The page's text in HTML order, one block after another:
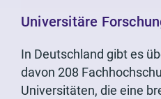
Universitäre
In Deutschland gibt es
davon 208
Universitäten, die eine